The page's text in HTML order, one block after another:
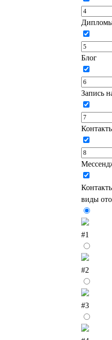
Блог
Запись
виды
#1
#2
#3